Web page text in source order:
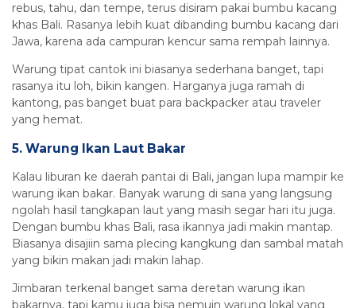
rebus, tahu, dan tempe, terus disiram pakai bumbu kacang
khas Bali. Rasanya lebih kuat dibanding bumbu kacang dari
Jawa, karena ada campuran kencur sama rempah lainnya.
Warung tipat cantok ini biasanya sederhana banget, tapi
rasanya itu loh, bikin kangen. Harganya juga ramah di
kantong, pas banget buat para backpacker atau traveler
yang hemat.
5. Warung Ikan Laut Bakar
Kalau liburan ke daerah pantai di Bali, jangan lupa mampir ke
warung ikan bakar. Banyak warung di sana yang langsung
ngolah hasil tangkapan laut yang masih segar hari itu juga.
Dengan bumbu khas Bali, rasa ikannya jadi makin mantap.
Biasanya disajiin sama plecing kangkung dan sambal matah
yang bikin makan jadi makin lahap.
Jimbaran terkenal banget sama deretan warung ikan
bakarnya, tapi kamu juga bisa nemuin warung lokal yang